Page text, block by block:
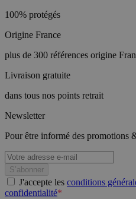
100% protégés
Origine France
plus de 300 références origine
Livraison gratuite
dans tous nos points retrait
Newsletter
Pour être informé des promotions
J'accepte les conditions
confidentialité*